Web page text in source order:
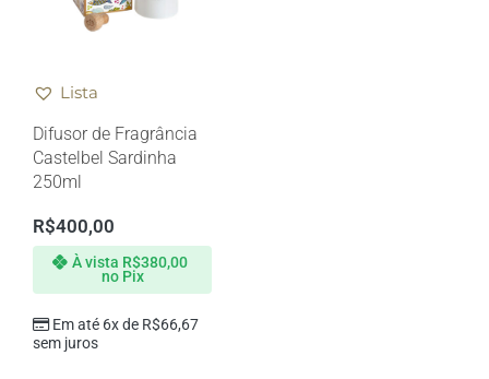
Lista
Difusor de Fragrância
Castelbel Sardinha
250ml
R$400,00
Em até 6x de R$66,67
sem juros
À vista R$380,00
no Pix